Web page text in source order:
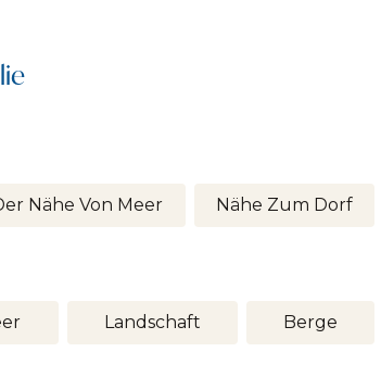
Nähe Von Meer Nähe Zum Dorf
Landschaft Berge